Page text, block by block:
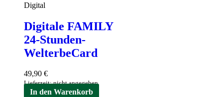
Digital
Digitale FAMILY
24-Stunden-
WelterbeCard
49,90 €
Lieferzeit: nicht angegeben
In den Warenkorb